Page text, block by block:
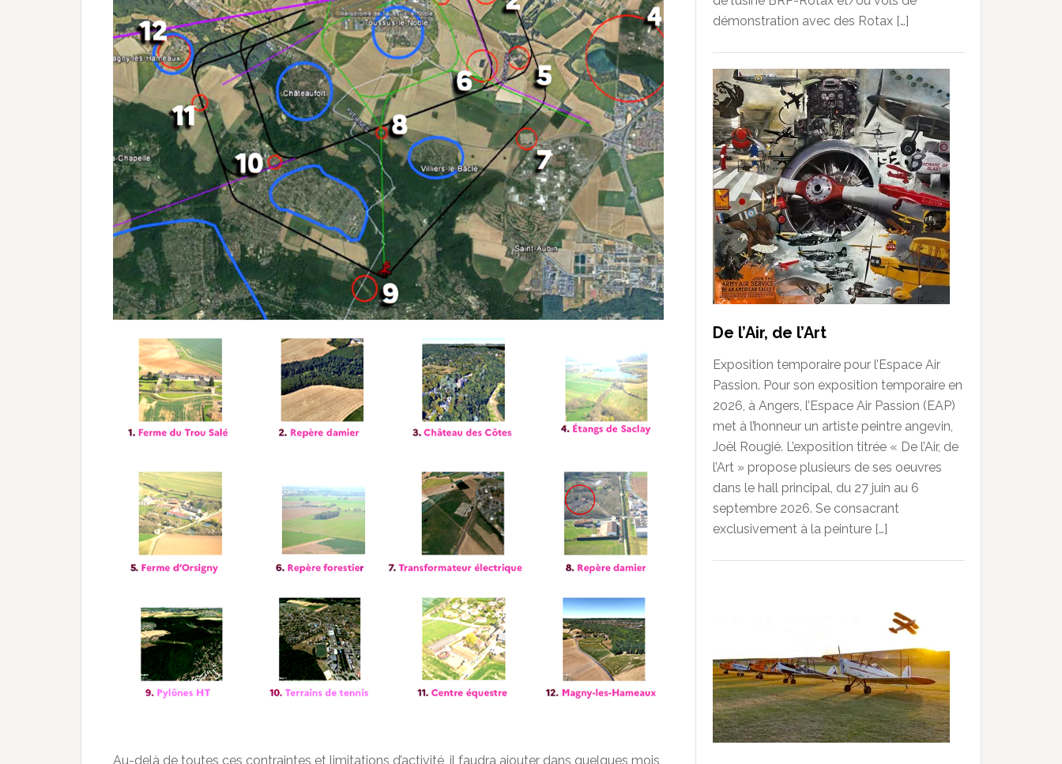
Au-delà de toutes ces contraintes et limitations d’activité, il faudra ajouter dans quelques mois
démonstration avec des Rotax […]
De l’Air, de l’Art
Exposition temporaire pour l’Espace Air
Passion. Pour son exposition temporaire en
2026, à Angers, l’Espace Air Passion (EAP)
met à l’honneur un artiste peintre angevin,
Joël Rougié. L’exposition titrée « De l’Air, de
l’Art » propose plusieurs de ses oeuvres
dans le hall principal, du 27 juin au 6
septembre 2026. Se consacrant
exclusivement à la peinture […]